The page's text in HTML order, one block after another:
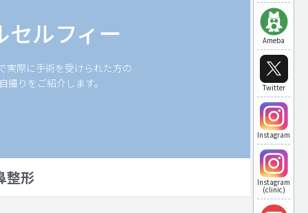
Ameba
Twitter
Instagram
Instagram
(clinic)
セルフィー
実際に手術を受けられた方の
撮りをご紹介します。
整形